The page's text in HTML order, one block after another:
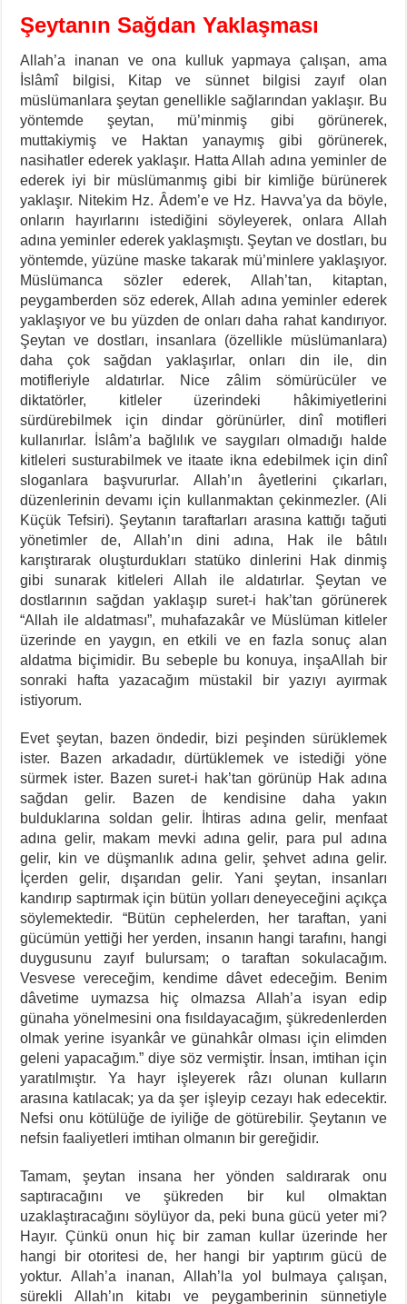
Şeytanın Sağdan Yaklaşması
Allah’a inanan ve ona kulluk yapmaya çalışan, ama
İslâmî bilgisi, Kitap ve sünnet bilgisi zayıf olan
müslümanlara şeytan genellikle sağlarından yaklaşır. Bu
yöntemde şeytan, mü’minmiş gibi görünerek,
muttakiymiş ve Haktan yanaymış gibi görünerek,
nasihatler ederek yaklaşır. Hatta Allah adına yeminler de
ederek iyi bir müslümanmış gibi bir kimliğe bürünerek
yaklaşır. Nitekim Hz. Âdem’e ve Hz. Havva’ya da böyle,
onların hayırlarını istediğini söyleyerek, onlara Allah
adına yeminler ederek yaklaşmıştı. Şeytan ve dostları, bu
yöntemde, yüzüne maske takarak mü’minlere yaklaşıyor.
Müslümanca sözler ederek, Allah’tan, kitaptan,
peygamberden söz ederek, Allah adına yeminler ederek
yaklaşıyor ve bu yüzden de onları daha rahat kandırıyor.
Şeytan ve dostları, insanlara (özellikle müslümanlara)
daha çok sağdan yaklaşırlar, onları din ile, din
motifleriyle aldatırlar. Nice zâlim sömürücüler ve
diktatörler, kitleler üzerindeki hâkimiyetlerini
sürdürebilmek için dindar görünürler, dinî motifleri
kullanırlar. İslâm’a bağlılık ve saygıları olmadığı halde
kitleleri susturabilmek ve itaate ikna edebilmek için dinî
sloganlara başvururlar. Allah’ın âyetlerini çıkarları,
düzenlerinin devamı için kullanmaktan çekinmezler. (Ali
Küçük Tefsiri). Şeytanın taraftarları arasına kattığı tağuti
yönetimler de, Allah’ın dini adına, Hak ile bâtılı
karıştırarak oluşturdukları statüko dinlerini Hak dinmiş
gibi sunarak kitleleri Allah ile aldatırlar. Şeytan ve
dostlarının sağdan yaklaşıp suret-i hak’tan görünerek
“Allah ile aldatması”, muhafazakâr ve Müslüman kitleler
üzerinde en yaygın, en etkili ve en fazla sonuç alan
aldatma biçimidir. Bu sebeple bu konuya, inşaAllah bir
sonraki hafta yazacağım müstakil bir yazıyı ayırmak
istiyorum.
Evet şeytan, bazen öndedir, bizi peşinden sürüklemek
ister. Bazen arkadadır, dürtüklemek ve istediği yöne
sürmek ister. Bazen suret-i hak’tan görünüp Hak adına
sağdan gelir. Bazen de kendisine daha yakın
bulduklarına soldan gelir. İhtiras adına gelir, menfaat
adına gelir, makam mevki adına gelir, para pul adına
gelir, kin ve düşmanlık adına gelir, şehvet adına gelir.
İçerden gelir, dışarıdan gelir. Yani şeytan, insanları
kandırıp saptırmak için bütün yolları deneyeceğini açıkça
söylemektedir. “Bütün cephelerden, her taraftan, yani
gücümün yettiği her yerden, insanın hangi tarafını, hangi
duygusunu zayıf bulursam; o taraftan sokulacağım.
Vesvese vereceğim, kendime dâvet edeceğim. Benim
dâvetime uymazsa hiç olmazsa Allah’a isyan edip
günaha yönelmesini ona fısıldayacağım, şükredenlerden
olmak yerine isyankâr ve günahkâr olması için elimden
geleni yapacağım.” diye söz vermiştir. İnsan, imtihan için
yaratılmıştır. Ya hayr işleyerek râzı olunan kulların
arasına katılacak; ya da şer işleyip cezayı hak edecektir.
Nefsi onu kötülüğe de iyiliğe de götürebilir. Şeytanın ve
nefsin faaliyetleri imtihan olmanın bir gereğidir.
Tamam, şeytan insana her yönden saldırarak onu
saptıracağını ve şükreden bir kul olmaktan
uzaklaştıracağını söylüyor da, peki buna gücü yeter mi?
Hayır. Çünkü onun hiç bir zaman kullar üzerinde her
hangi bir otoritesi de, her hangi bir yaptırım gücü de
yoktur. Allah’a inanan, Allah’la yol bulmaya çalışan,
sürekli Allah’ın kitabı ve peygamberinin sünnetiyle